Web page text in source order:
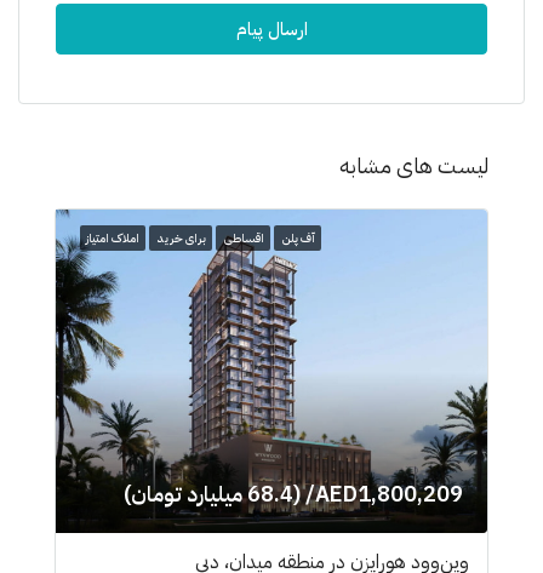
ارسال پیام
لیست های مشابه
آف پلن اقساطی برای خرید املاک امتیاز
AED1,800,209/ (68.4 میلیارد تومان)
وین‌وود هورایزن در منطقه میدان، دبی